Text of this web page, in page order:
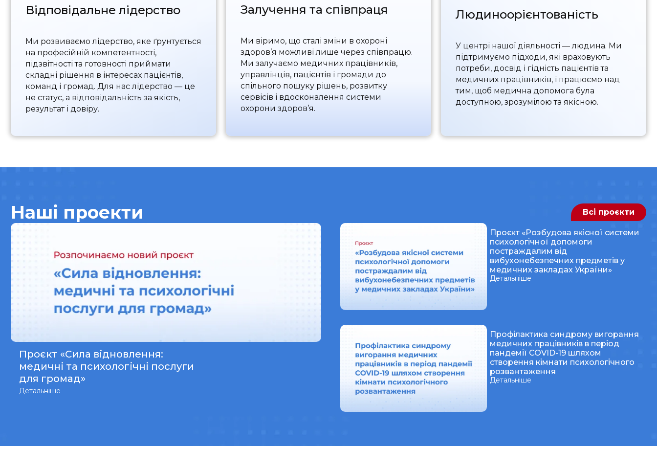
Відповідальне лідерство
Ми розвиваємо лідерство, яке ґрунтується
на професійній компетентності,
підзвітності та готовності приймати
складні рішення в інтересах пацієнтів,
команд і громад. Для нас лідерство — це
не статус, а відповідальність за якість,
результат і довіру.
Залучення та співпраця
Ми віримо, що сталі зміни в охороні
здоров’я можливі лише через співпрацю.
Ми залучаємо медичних працівників,
управлінців, пацієнтів і громади до
спільного пошуку рішень, розвитку
сервісів і вдосконалення системи
охорони здоров’я.
Людиноорієнтованість
У центрі нашої діяльності — людина. Ми
підтримуємо підходи, які враховують
потреби, досвід і гідність пацієнтів та
медичних працівників, і працюємо над
тим, щоб медична допомога була
доступною, зрозумілою та якісною.
Наші проекти Всі проєкти
Проєкт «Сила відновлення:
медичні та психологічні послуги
для громад»
Детальніше
Проєкт «Розбудова якісної системи
психологічної допомоги
постраждалим від
вибухонебезпечних предметів у
медичних закладах України»
Детальніше
Профілактика синдрому вигорання
медичних працівників в період
пандемії COVID-19 шляхом
створення кімнати психологічного
розвантаження
Детальніше